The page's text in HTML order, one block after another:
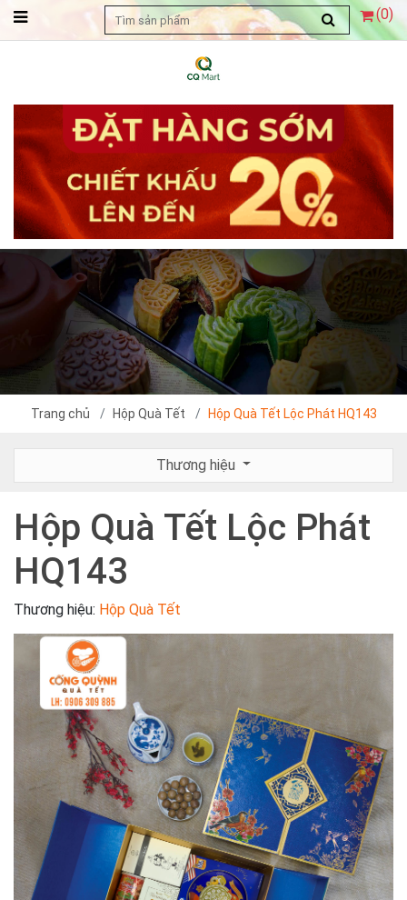
(0)
Trang chủ Hộp Quà Tết Hộp Quà Tết Lộc Phát HQ143
Thương hiệu
Hộp Quà Tết Lộc Phát
HQ143
Thương hiệu: Hộp Quà Tết